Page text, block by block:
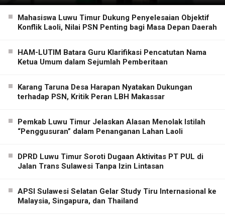
Mahasiswa Luwu Timur Dukung Penyelesaian Objektif
Konflik Laoli, Nilai PSN Penting bagi Masa Depan Daerah
HAM-LUTIM Batara Guru Klarifikasi Pencatutan Nama
Ketua Umum dalam Sejumlah Pemberitaan
Karang Taruna Desa Harapan Nyatakan Dukungan
terhadap PSN, Kritik Peran LBH Makassar
Pemkab Luwu Timur Jelaskan Alasan Menolak Istilah
“Penggusuran” dalam Penanganan Lahan Laoli
DPRD Luwu Timur Soroti Dugaan Aktivitas PT PUL di
Jalan Trans Sulawesi Tanpa Izin Lintasan
APSI Sulawesi Selatan Gelar Study Tiru Internasional ke
Malaysia, Singapura, dan Thailand